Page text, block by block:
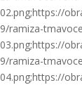
02.png;https://
9/ramiza-
03.png;https://
9/ramiza-
04.png;https://